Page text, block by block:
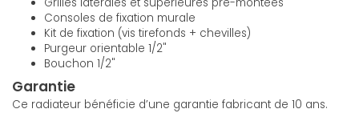
Consoles de fixation murale
Kit de fixation (vis tirefonds + chevilles)
Purgeur orientable 1/2"
Bouchon 1/2"
Garantie
Ce radiateur bénéficie d’une garantie fabricant de 10 ans.